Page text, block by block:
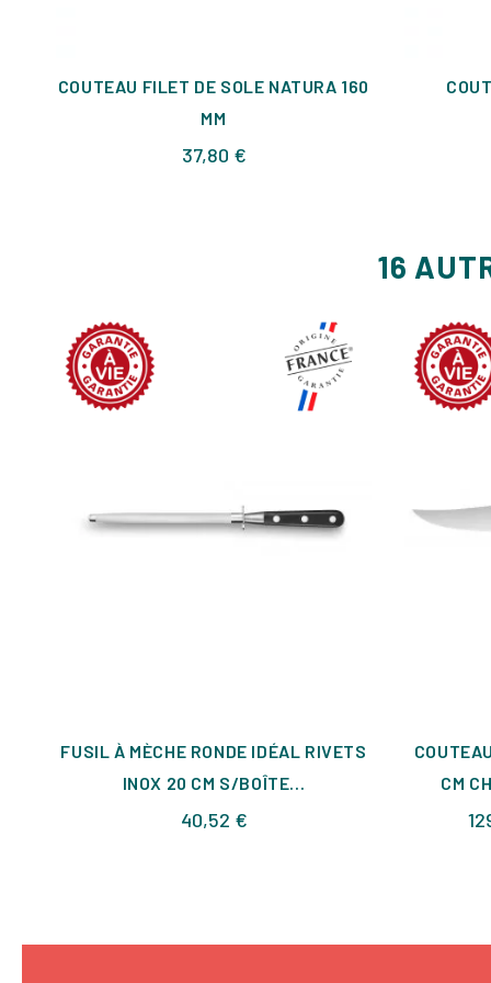
COUTEAU FILET DE SOLE NATURA 160
MM
37,80 €Prix
16
FUSIL À MÈCHE RONDE IDÉAL RIVETS
INOX 20 CM S/BOÎTE...
40,52 €Prix
CM